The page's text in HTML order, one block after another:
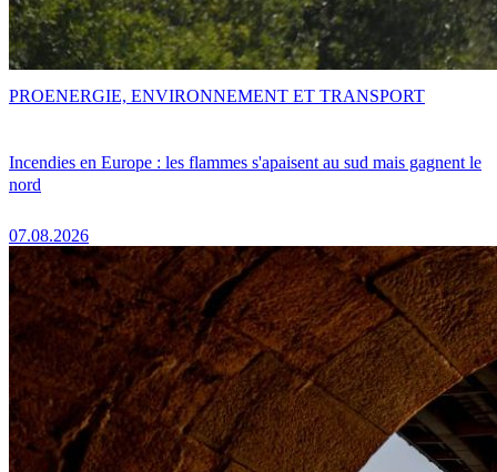
Incendies en Europe : les flammes s'apaisent au sud mais gagnent le
nord
07.08.2026
PROENERGIE, ENVIRONNEMENT ET TRANSPORT